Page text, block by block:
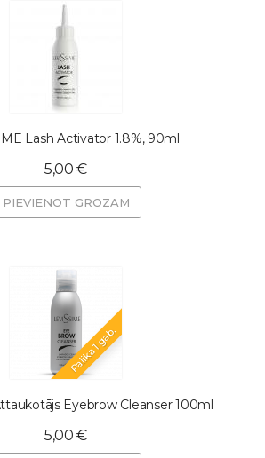
Lash Activator 1.8%, 90ml
5,00 €
PIEVIENOT GROZAM
Palika 1 gab.
Eyebrow Cleanser 100ml
5,00 €